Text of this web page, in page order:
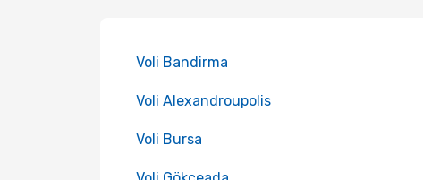
Voli Bandirma
Voli Alexandroupolis
Voli Bursa